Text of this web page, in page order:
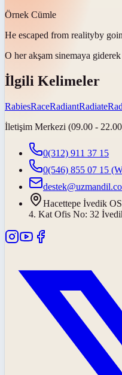
Örnek Cümle
He escaped from realityby
O her akşam sinemaya giderek
İlgili Kelimeler
RabiesRaceRadiantRadiate
İletişim Merkezi (09.00 -
0(312) 911 37 15
0(546) 855 07 15
Hacettepe İvedik
4. Kat Ofis No: 32